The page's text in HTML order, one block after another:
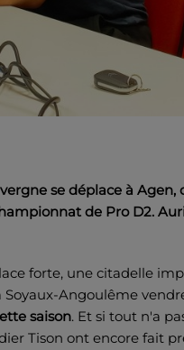
se déplace à Agen,
de Pro D2.
forte, une citadelle
Angoulême
saison. Et si tout n'a
Tison ont encore fait